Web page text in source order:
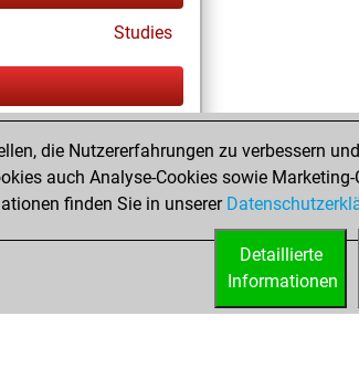
Studies
die Nutzererfahrungen zu verbessern
auch Analyse-Cookies sowie
finden Sie in unserer
Detaillierte
Informationen